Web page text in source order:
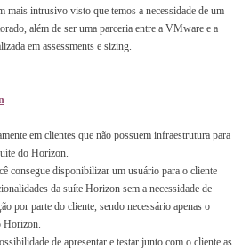
mais intrusivo visto que temos a necessidade de um
além de ser uma parceria entre a VMware e a
em assessments e sizing.
em clientes que não possuem infraestrutura para
do Horizon.
consegue disponibilizar um usuário para o cliente
da suíte Horizon sem a necessidade de
por parte do cliente, sendo necessário apenas o
Horizon.
de apresentar e testar junto com o cliente as